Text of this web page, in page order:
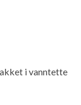
i vanntette